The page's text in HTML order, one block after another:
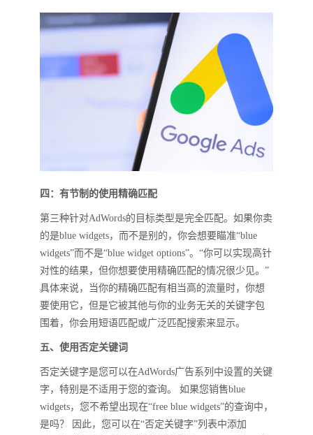
四：有节制的使用精确匹配
第三种针对AdWords的目标类型是完全匹配。如果你卖
的是blue widgets，而不是别的，你会想要瞄准“blue
widgets”而不是“blue widget options”。“你可以实现高针
对性的结果，但你想要使用精确匹配的情况很少见。”
具体来说，当你的精确匹配有相当高的流量时，你想
要使用它，但是它被其他与你的业务无关的关键字包
围着，你会用短语匹配或广泛匹配搜索来显示。
五、使用否定关键词
否定关键字是您可以在AdWords广告系列中设置的关键
字，特别是不适用于您的查询。 如果您销售blue
widgets，您不希望出现在“free blue widgets”的查询中，
是吗？ 因此，您可以在“否定关键字”列表中添加